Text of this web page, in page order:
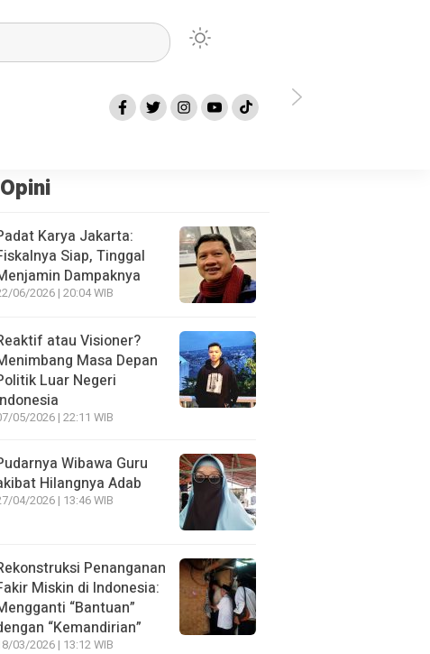
Kota Bekasi Terkait TKK Minta Pemkot Lakukan Langkah Ini
Opini
Karya Jakarta:
Siap, Tinggal
Dampaknya
06/2026 | 20:04 WIB
atau Visioner?
Masa Depan
Luar Negeri
05/2026 | 22:11 WIB
Wibawa Guru
Hilangnya Adab
04/2026 | 13:46 WIB
Penanganan
Miskin di Indonesia:
“Bantuan”
“Kemandirian”
03/2026 | 13:12 WIB